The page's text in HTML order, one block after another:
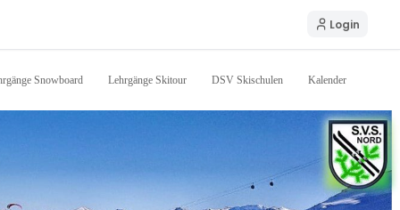
Login
Snowboard Lehrgänge Skitour DSV Skischulen Kalender